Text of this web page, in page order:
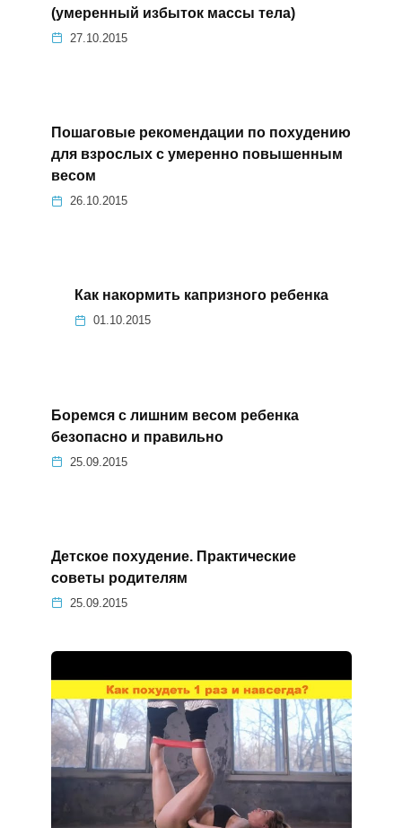
(умеренный избыток массы тела)
27.10.2015
Пошаговые рекомендации по похудению
для взрослых с умеренно повышенным
весом
26.10.2015
Как накормить капризного ребенка
01.10.2015
Боремся с лишним весом ребенка
безопасно и правильно
25.09.2015
Детское похудение. Практические
советы родителям
25.09.2015